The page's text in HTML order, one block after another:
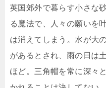
英国郊外で暮らす小さな
る魔法で、人々の願いを
は消えてしまう。水が大
があるとされ、雨の日は
ほど。三角帽を常に深々